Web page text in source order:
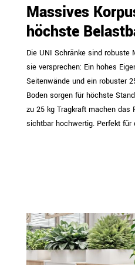
Massives
höchste
Die UNI Schränke sind robuste
sie versprechen: Ein hohes
Seitenwände und ein robuster
Boden sorgen für höchste
zu 25 kg Tragkraft machen das
sichtbar hochwertig. Perfekt für